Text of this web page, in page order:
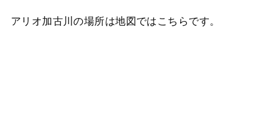
アリオ加古川の場所は地図ではこちらです。